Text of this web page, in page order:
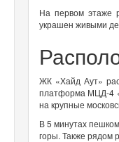
На первом этаже
украшен живыми
ЖК «Хайд Аут»
платформа МЦД-4
на крупные
В 5 минутах
горы. Также рядом